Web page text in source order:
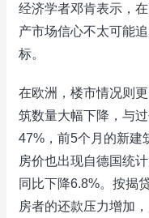
经济学者邓肯表示，
产市场信心不太可能
标。
在欧洲，楼市情况则
筑数量大幅下降，与
47%，前5个月的新建
房价也出现自德国统
同比下降6.8%。按揭
房者的还款压力增加